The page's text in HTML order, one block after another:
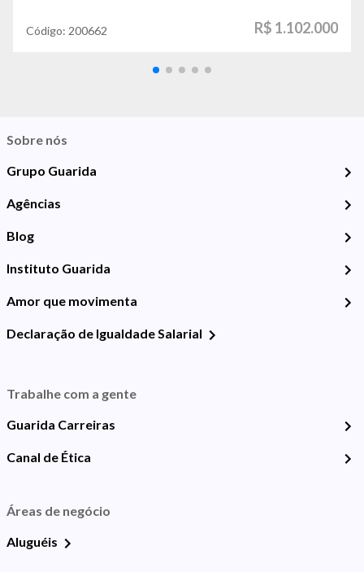
Código: 200662 R$ 1.102.000
Sobre nós
Grupo Guarida
Agências
Blog
Instituto Guarida
Amor que movimenta
Declaração de Igualdade Salarial
Trabalhe com a gente
Guarida Carreiras
Canal de Ética
Áreas de negócio
Aluguéis